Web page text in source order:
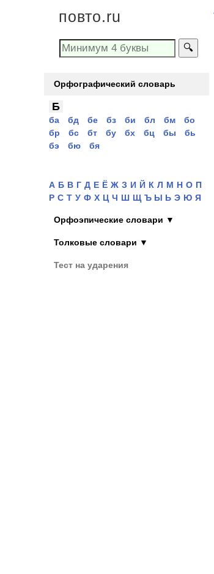
повто.ru
🔍
Орфографический словарь
Б
ба бд бе бз би бл бм
бо
бр
бс бт бу бх бц бы
бь
бэ
бю бя
А Б В Г Д Е Ё Ж З И Й К Л М Н О П
Р С Т У Ф Х Ц Ч Ш Щ Ъ Ы Ь Э Ю Я
Орфоэпические словари ▼
Толковые словари ▼
Тест на ударения